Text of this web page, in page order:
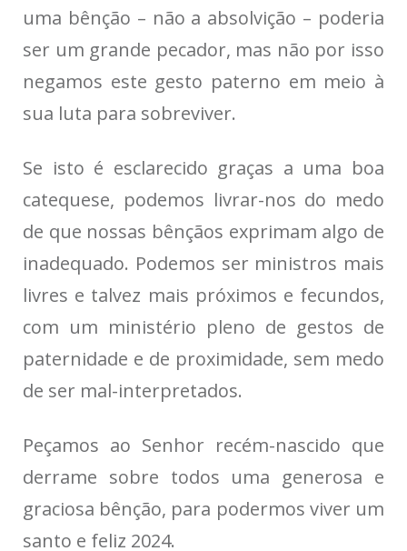
uma bênção – não a absolvição – poderia
ser um grande pecador, mas não por isso
negamos este gesto paterno em meio à
sua luta para sobreviver.
Se isto é esclarecido graças a uma boa
catequese, podemos livrar-nos do medo
de que nossas bênçãos exprimam algo de
inadequado. Podemos ser ministros mais
livres e talvez mais próximos e fecundos,
com um ministério pleno de gestos de
paternidade e de proximidade, sem medo
de ser mal-interpretados.
Peçamos ao Senhor recém-nascido que
derrame sobre todos uma generosa e
graciosa bênção, para podermos viver um
santo e feliz 2024.